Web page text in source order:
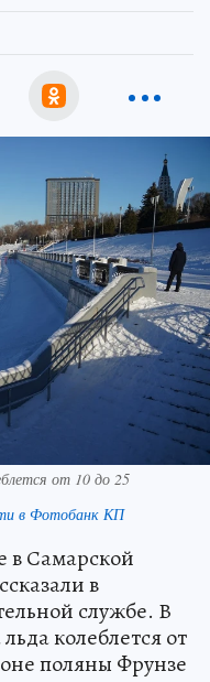
от 10 до 25
в Фотобанк КП
в Самарской
в
службе. В
колеблется от
поляны Фрунзе